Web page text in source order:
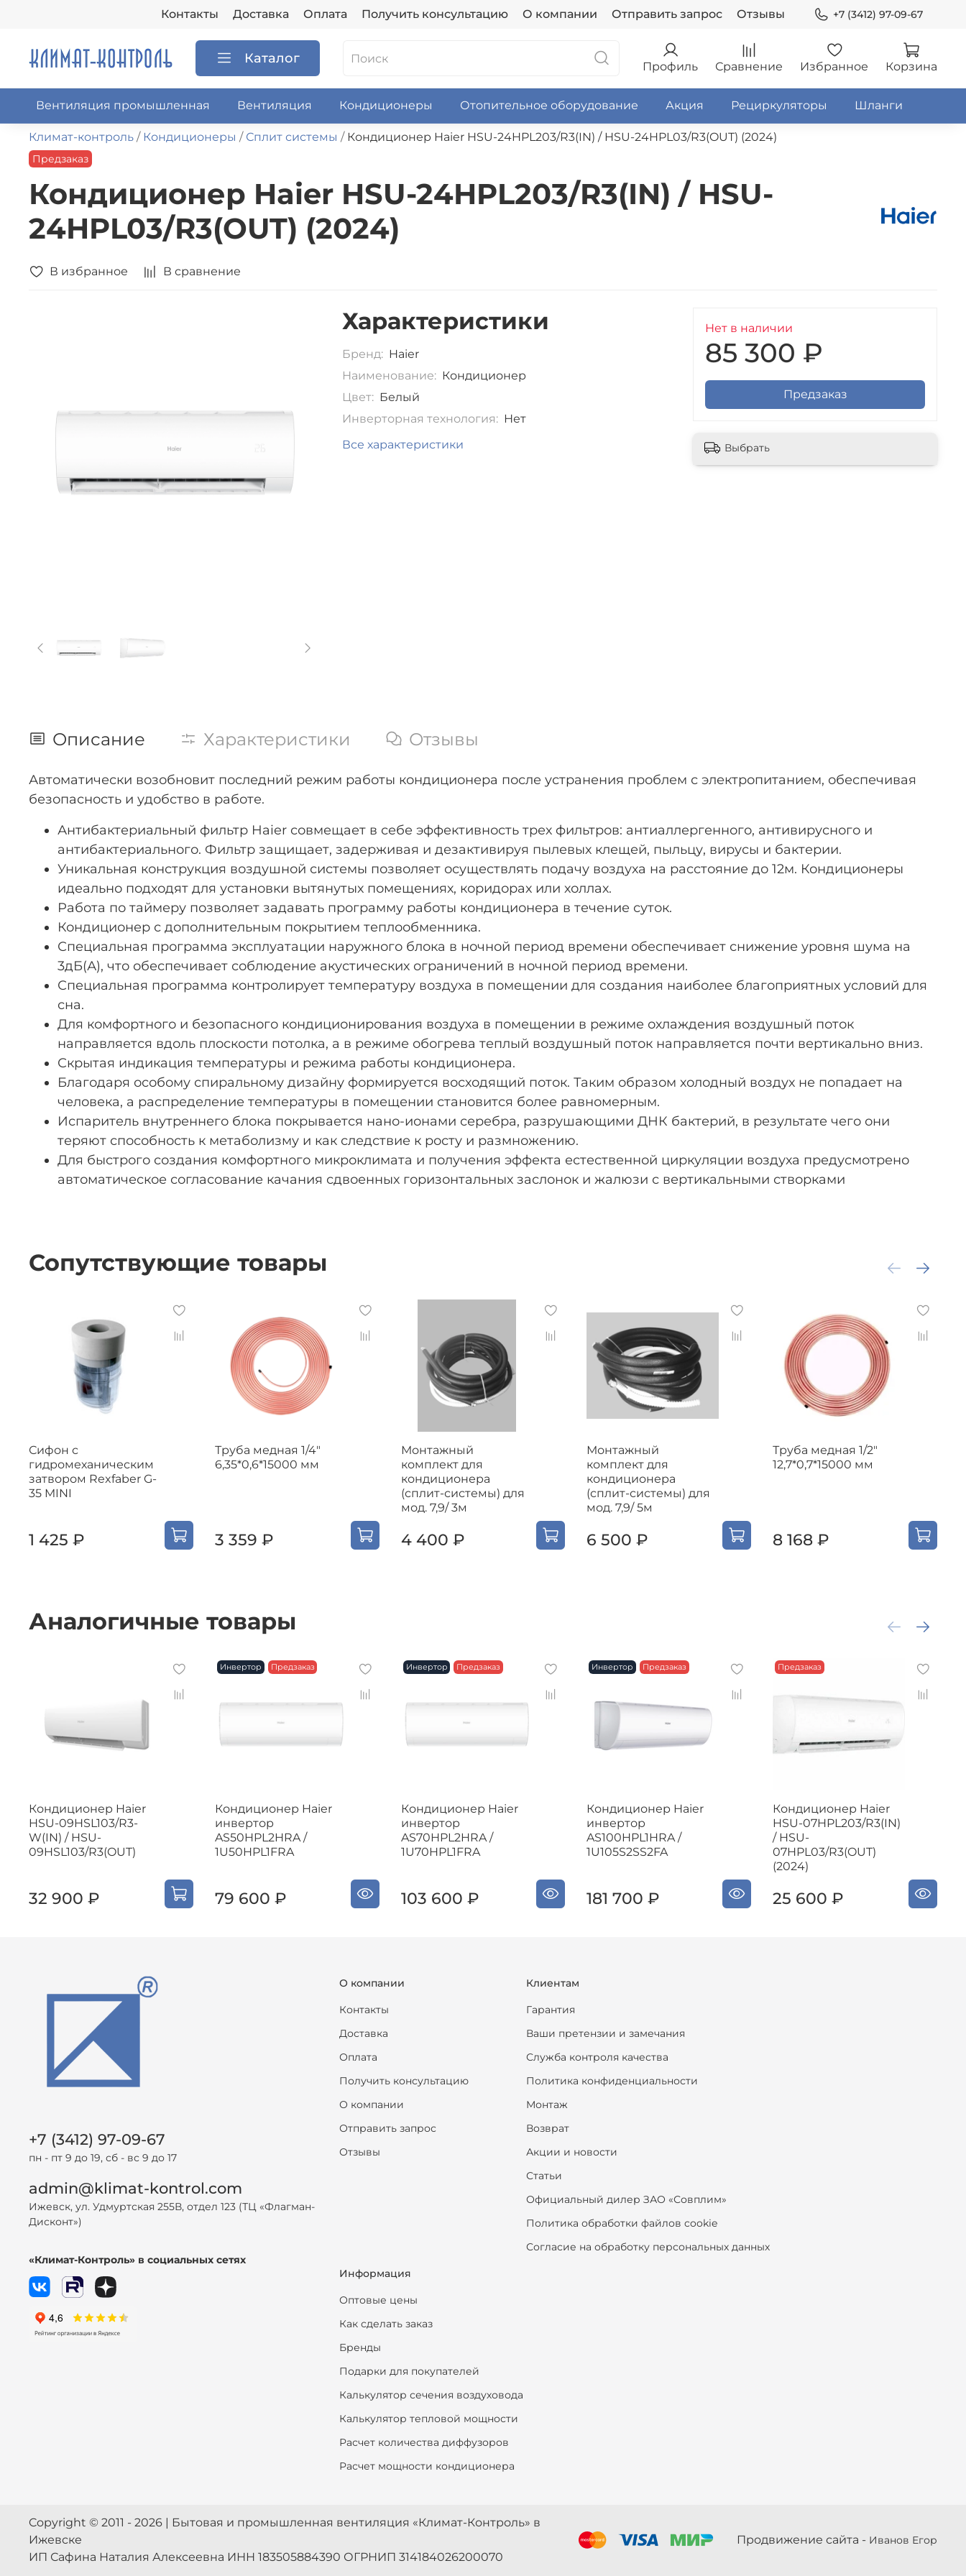
Контакты Доставка Оплата Получить консультацию О компании Отправить запрос Отзывы +7 (3412) 97-09-67
Каталог Профиль Сравнение Избранное Корзина
Вентиляция промышленная Вентиляция Кондиционеры Отопительное оборудование Акция Рециркуляторы Шланги
Климат-контроль Кондиционеры Сплит системы Кондиционер Haier HSU-24HPL203/R3(IN) / HSU-24HPL03/R3(OUT) (2024)
Предзаказ
Кондиционер Haier HSU-24HPL203/R3(IN) / HSU-
24HPL03/R3(OUT) (2024)
В избранное В сравнение
Характеристики
Бренд: Haier
Наименование: Кондиционер
Цвет: Белый
Инверторная технология: Нет
Все характеристики
Нет в наличии
85 300 ₽
Предзаказ
Выбрать
Описание Характеристики Отзывы
Автоматически возобновит последний режим работы кондиционера после устранения проблем с электропитанием, обеспечивая
безопасность и удобство в работе.
Антибактериальный фильтр Haier совмещает в себе эффективность трех фильтров: антиаллергенного, антивирусного и
антибактериального. Фильтр защищает, задерживая и дезактивируя пылевых клещей, пыльцу, вирусы и бактерии.
Уникальная конструкция воздушной системы позволяет осуществлять подачу воздуха на расстояние до 12м. Кондиционеры
идеально подходят для установки вытянутых помещениях, коридорах или холлах.
Работа по таймеру позволяет задавать программу работы кондиционера в течение суток.
Кондиционер с дополнительным покрытием теплообменника.
Специальная программа эксплуатации наружного блока в ночной период времени обеспечивает снижение уровня шума на
3дБ(А), что обеспечивает соблюдение акустических ограничений в ночной период времени.
Специальная программа контролирует температуру воздуха в помещении для создания наиболее благоприятных условий для
сна.
Для комфортного и безопасного кондиционирования воздуха в помещении в режиме охлаждения воздушный поток
направляется вдоль плоскости потолка, а в режиме обогрева теплый воздушный поток направляется почти вертикально вниз.
Скрытая индикация температуры и режима работы кондиционера.
Благодаря особому спиральному дизайну формируется восходящий поток. Таким образом холодный воздух не попадает на
человека, а распределение температуры в помещении становится более равномерным.
Испаритель внутреннего блока покрывается нано-ионами серебра, разрушающими ДНК бактерий, в результате чего они
теряют способность к метаболизму и как следствие к росту и размножению.
Для быстрого создания комфортного микроклимата и получения эффекта естественной циркуляции воздуха предусмотрено
автоматическое согласование качания сдвоенных горизонтальных заслонок и жалюзи с вертикальными створками
Сопутствующие товары
Сифон с
гидромеханическим
затвором Rexfaber G-
35 MINI
1 425 ₽
Труба медная 1/4"
6,35*0,6*15000 мм
3 359 ₽
Монтажный
комплект для
кондиционера
(сплит-системы) для
мод. 7,9/ 3м
4 400 ₽
Монтажный
комплект для
кондиционера
(сплит-системы) для
мод. 7,9/ 5м
6 500 ₽
Труба медная 1/2"
12,7*0,7*15000 мм
8 168 ₽
Аналогичные товары
Кондиционер Haier
HSU-09HSL103/R3-
W(IN) / HSU-
09HSL103/R3(OUT)
32 900 ₽
Инвертор Предзаказ
Кондиционер Haier
инвертор
AS50HPL2HRA /
1U50HPL1FRA
79 600 ₽
Инвертор Предзаказ
Кондиционер Haier
инвертор
AS70HPL2HRA /
1U70HPL1FRA
103 600 ₽
Инвертор Предзаказ
Кондиционер Haier
инвертор
AS100HPL1HRA /
1U105S2SS2FA
181 700 ₽
Предзаказ
Кондиционер Haier
HSU-07HPL203/R3(IN)
/ HSU-
07HPL03/R3(OUT)
(2024)
25 600 ₽
О компании
Контакты
Доставка
Оплата
Получить консультацию
О компании
Отправить запрос
Отзывы
Клиентам
Гарантия
Ваши претензии и замечания
Служба контроля качества
Политика конфиденциальности
Монтаж
Возврат
Акции и новости
Статьи
Официальный дилер ЗАО «Совплим»
Политика обработки файлов cookie
Согласие на обработку персональных данных
Информация
Оптовые цены
Как сделать заказ
Бренды
Подарки для покупателей
Калькулятор сечения воздуховода
Калькулятор тепловой мощности
Расчет количества диффузоров
Расчет мощности кондиционера
+7 (3412) 97-09-67
пн - пт 9 до 19, сб - вс 9 до 17
admin@klimat-kontrol.com
Ижевск, ул. Удмуртская 255В, отдел 123 (ТЦ «Флагман-
Дисконт»)
«Климат-Контроль» в социальных сетях
Copyright © 2011 - 2026 | Бытовая и промышленная вентиляция «Климат-Контроль» в
Ижевске
ИП Сафина Наталия Алексеевна ИНН 183505884390 ОГРНИП 314184026200070
Продвижение сайта - Иванов Егор